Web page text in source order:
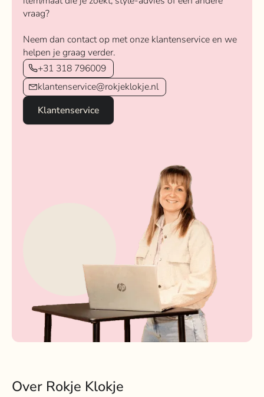
vraag?
Neem dan contact op met onze klantenservice en we
helpen je graag verder.
+31 318 796009
klantenservice@rokjeklokje.nl
Klantenservice
Over Rokje Klokje